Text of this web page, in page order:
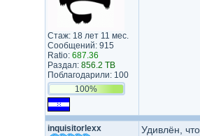
Стаж: 18 лет 11 мес.
Сообщений: 915
Ratio: 687.36
Раздал: 856.2 TB
Поблагодарили: 100
100%
inquisitorlexx Удивлён,